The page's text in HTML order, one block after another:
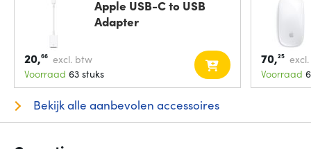
Apple USB-C to USB
Adapter
20,66 excl. btw
Voorraad 63 stuks
70,25
Voorraad
Bekijk alle aanbevolen accessoires